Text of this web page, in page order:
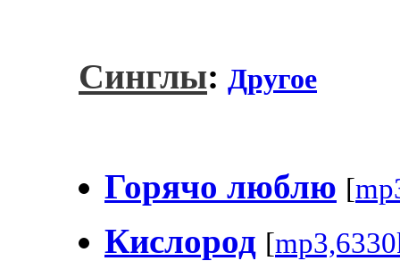
Синглы: Другое
Горячо люблю [
Кислород [